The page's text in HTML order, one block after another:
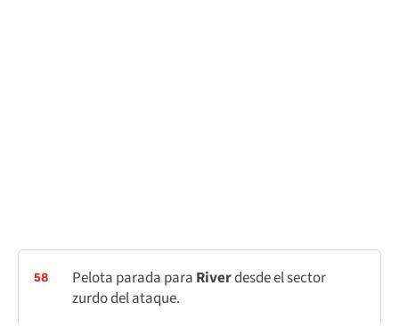
58 Pelota parada para Riverdesde el sector
zurdo del ataque.